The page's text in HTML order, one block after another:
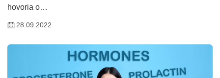
hovoria o…
28.09.2022